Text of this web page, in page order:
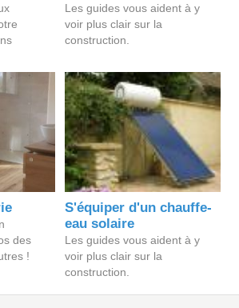
Les guides vous aident à y
voir plus clair sur la
construction.
des
!
S'équiper d'un chauffe-
eau solaire
Les guides vous aident à y
voir plus clair sur la
construction.